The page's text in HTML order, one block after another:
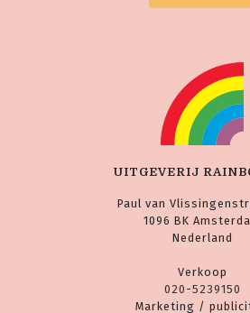
UITGEVERIJ
Paul van
1096 BK
Nederland
Verkoop
020-5239150
Marketing /